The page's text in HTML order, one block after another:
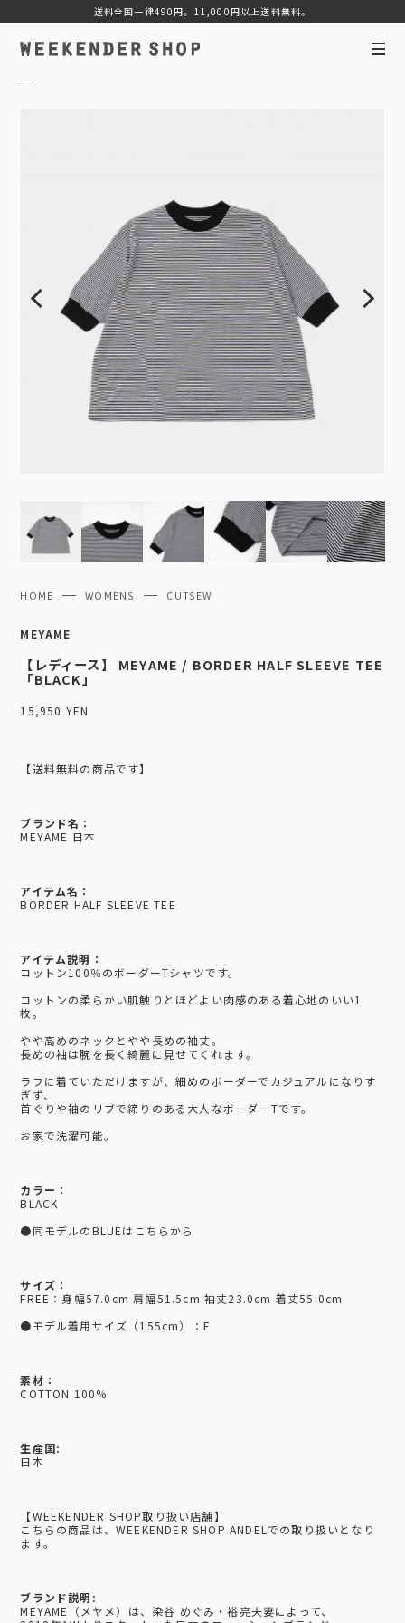
HOME WOMENS CUTSEW
MEYAME
【レディース】 MEYAME / BORDER HALF SLEEVE TEE
「BLACK」
15,950 YEN
【送料無料の商品です】
ブランド名：
MEYAME 日本
アイテム名：
BORDER HALF SLEEVE TEE
アイテム説明：
コットン100％のボーダーTシャツです。
コットンの柔らかい肌触りとほどよい肉感のある着心地のいい1
枚。
やや高めのネックとやや長めの袖丈。
長めの袖は腕を長く綺麗に見せてくれます。
ラフに着ていただけますが、細めのボーダーでカジュアルになりす
ぎず、
首ぐりや袖のリブで締りのある大人なボーダーTです。
お家で洗濯可能。
カラー：
BLACK
●同モデルのBLUEはこちらから
サイズ：
FREE：身幅57.0cm 肩幅51.5cm 袖丈23.0cm 着丈55.0cm
●モデル着用サイズ（155cm）：F
素材：
COTTON 100%
生産国:
日本
【WEEKENDER SHOP取り扱い店舗】
こちらの商品は、WEEKENDER SHOP ANDELでの取り扱いとなり
ます。
ブランド説明:
MEYAME（メヤメ）は、染谷 めぐみ・裕亮夫妻によって、
送料全国一律490円。11,000円以上送料無料。